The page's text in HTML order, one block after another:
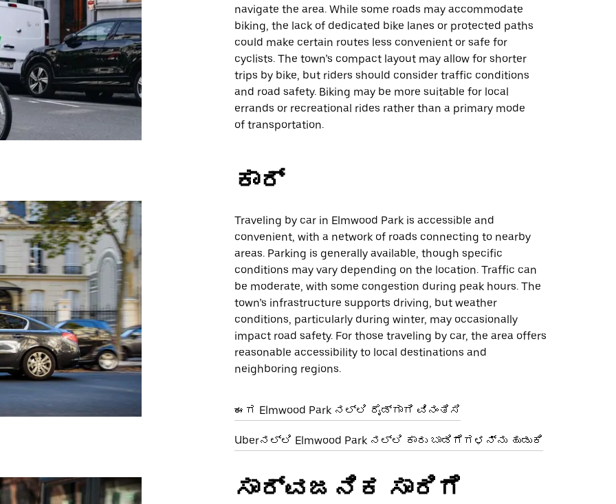
navigate the area. While some roads may accommodate
biking, the lack of dedicated bike lanes or protected paths
could make certain routes less convenient or safe for
cyclists. The town’s compact layout may allow for shorter
trips by bike, but riders should consider traffic conditions
and road safety. Biking may be more suitable for local
errands or recreational rides rather than a primary mode
of transportation.
ಕಾರ್
Traveling by car in Elmwood Park is accessible and
convenient, with a network of roads connecting to nearby
areas. Parking is generally available, though specific
conditions may vary depending on the location. Traffic can
be moderate, with some congestion during peak hours. The
town’s infrastructure supports driving, but weather
conditions, particularly during winter, may occasionally
impact road safety. For those traveling by car, the area offers
reasonable accessibility to local destinations and
neighboring regions.
ಈಗ Elmwood Park ನಲ್ಲಿ ರೈಡ್‌ಗಾಗಿ ವಿನಂತಿಸಿ
Uberನಲ್ಲಿ Elmwood Park ನಲ್ಲಿ ಕಾರು ಬಾಡಿಗೆಗಳನ್ನು ಹುಡುಕಿ
ಸಾರ್ವಜನಿಕ ಸಾರಿಗೆ